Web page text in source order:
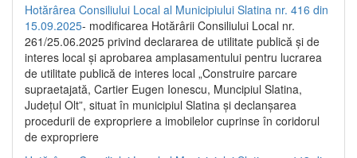
Hotărârea Consiliului Local al Municipiului Slatina nr. 416 din
15.09.2025- modificarea Hotărârii Consiliului Local nr.
261/25.06.2025 privind declararea de utilitate publică și de
interes local și aprobarea amplasamentului pentru lucrarea
de utilitate publică de interes local „Construire parcare
supraetajată, Cartier Eugen Ionescu, Muncipiul Slatina,
Județul Olt”, situat în municipiul Slatina și declanșarea
procedurii de expropriere a imobilelor cuprinse în coridorul
de expropriere